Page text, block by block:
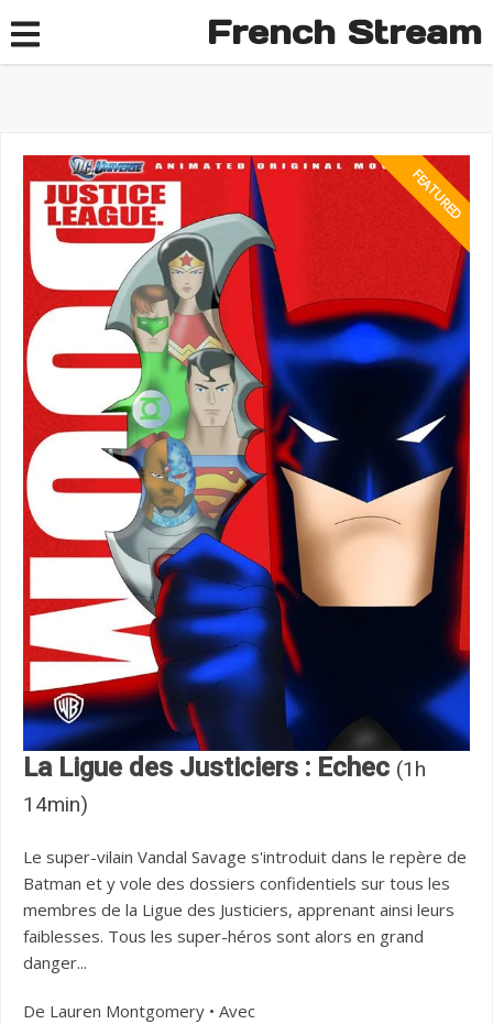
French Stream
La Ligue des Justiciers : Echec (1h
14min)
Le super-vilain Vandal Savage s'introduit dans le repère de
Batman et y vole des dossiers confidentiels sur tous les
membres de la Ligue des Justiciers, apprenant ainsi leurs
faiblesses. Tous les super-héros sont alors en grand
danger...
De Lauren Montgomery • Avec